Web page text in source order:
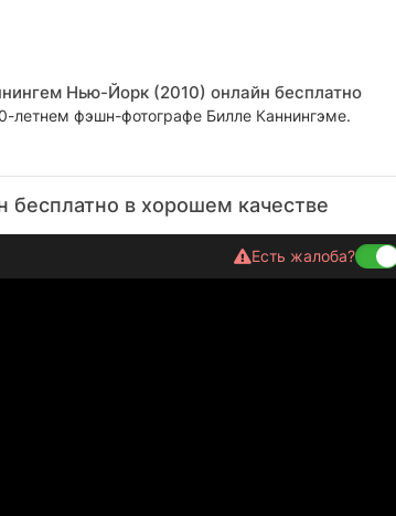
Нью-Йорк (2010) онлайн бесплатно
летнем фэшн-фотографе Билле Каннингэме.
в хорошем качестве
Есть жалоба?